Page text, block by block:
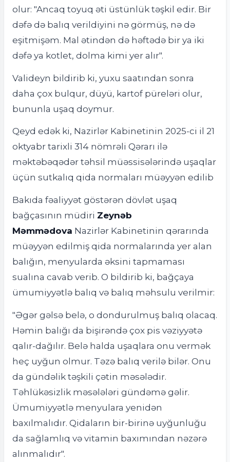
olur: "Ancaq toyuq əti üstünlük təşkil edir. Bir
dəfə də balıq verildiyini nə görmüş, nə də
eşitmişəm. Mal ətindən də həftədə bir ya iki
dəfə ya kotlet, dolma kimi yer alır".
Valideyn bildirib ki, yuxu saatından sonra
daha çox bulqur, düyü, kartof püreləri olur,
bununla uşaq doymur.
Qeyd edək ki, Nazirlər Kabinetinin 2025-ci il 21
oktyabr tarixli 314 nömrəli Qərarı ilə
məktəbəqədər təhsil müəssisələrində uşaqlar
üçün sutkalıq qida normaları müəyyən edilib
Bakıda fəaliyyət göstərən dövlət uşaq
bağçasının müdiri Zeynəb
Məmmədova Nazirlər Kabinetinin qərarında
müəyyən edilmiş qida normalarında yer alan
balığın, menyularda əksini tapmaması
sualına cavab verib. O bildirib ki, bağçaya
ümumiyyətlə balıq və balıq məhsulu verilmir:
"Əgər gəlsə belə, o dondurulmuş balıq olacaq.
Həmin balığı da bişirəndə çox pis vəziyyətə
qalır-dağılır. Belə halda uşaqlara onu vermək
heç uyğun olmur. Təzə balıq verilə bilər. Onu
da gündəlik təşkili çətin məsələdir.
Təhlükəsizlik məsələləri gündəmə gəlir.
Ümumiyyətlə menyulara yenidən
baxılmalıdır. Qidaların bir-birinə uyğunluğu
da sağlamlıq və vitamin baxımından nəzərə
alınmalıdır".